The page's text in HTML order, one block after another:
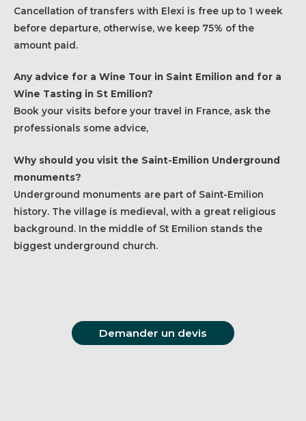
Cancellation of transfers with Elexi is free up to 1 week
before departure, otherwise, we keep 75% of the
amount paid.
Any advice for a Wine Tour in Saint Emilion and for a
Wine Tasting in St Emilion?
Book your visits before your travel in France, ask the
professionals some advice,
Why should you visit the Saint-Emilion Underground
monuments?
Underground monuments are part of Saint-Emilion
history. The village is medieval, with a great religious
background. In the middle of St Emilion stands the
biggest underground church.
Demander un devis